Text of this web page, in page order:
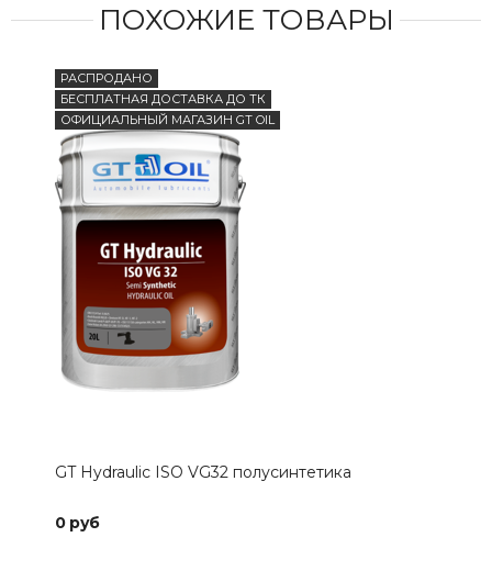
ПОХОЖИЕ ТОВАРЫ
РАСПРОДАНО
БЕСПЛАТНАЯ ДОСТАВКА ДО ТК
ОФИЦИАЛЬНЫЙ МАГАЗИН GT OIL
GT Hydraulic ISO VG32 полусинтетика
0 руб